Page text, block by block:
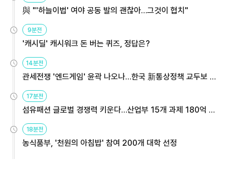
與 "'하늘이법' 여야 공동 발의 괜찮아…그것이 협치"
9분전
'캐시딜' 캐시워크 돈 버는 퀴즈, 정답은?
14분전
관세전쟁 '엔드게임' 윤곽 나오나…한국 新통상정책 교두보 활
17분전
섬유패션 글로벌 경쟁력 키운다…산업부 15개 과제 180억 지
18분전
농식품부, '천원의 아침밥' 참여 200개 대학 선정